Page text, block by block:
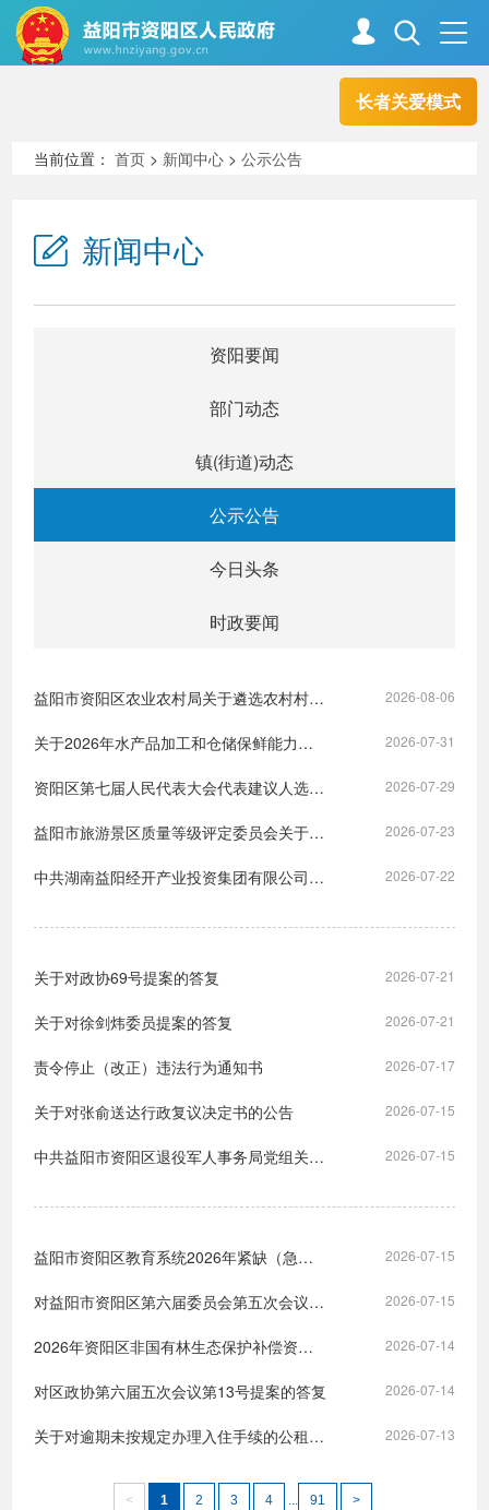
长者关爱模式
走进资阳
新闻中心 解读回应
当前位置：首页 > 新闻中心 >公示公告
新闻中心
资阳要闻
部门动态
镇(街道)动态
公示公告
今日头条
时政要闻
2026-08-06
益阳市资阳区农业农村局关于遴选农村村民自建桥梁安全隐患排查整治设计第三方服务机构的公告
2026-07-31
关于2026年水产品加工和仓储保鲜能力建设项目增补项目扶持单位的公示
2026-07-29
资阳区第七届人民代表大会代表建议人选公示
2026-07-23
益阳市旅游景区质量等级评定委员会关于取消云梦方舟生态旅游景区质量等级的公告
2026-07-22
中共湖南益阳经开产业投资集团有限公司委员会关于区委第三巡察组巡察反馈意见整改进展情况的报告
2026-07-21
关于对政协69号提案的答复
2026-07-21
关于对徐剑炜委员提案的答复
2026-07-17
责令停止（改正）违法行为通知书
2026-07-15
关于对张俞送达行政复议决定书的公告
2026-07-15
中共益阳市资阳区退役军人事务局党组关于巡察整改进展情况的通报
2026-07-15
益阳市资阳区教育系统2026年紧缺（急需）人才引进和公开招聘体检公告
2026-07-15
对益阳市资阳区第六届委员会第五次会议第17号提案的答复
2026-07-14
2026年资阳区非国有林生态保护补偿资金分配方案
2026-07-14
对区政协第六届五次会议第13号提案的答复
2026-07-13
关于对逾期未按规定办理入住手续的公租房配租对象进行清理的公告
< 1 2 3 4 ... 91 >